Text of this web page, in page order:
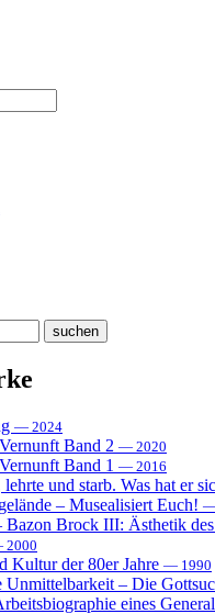
— 2024
Band 2 — 2020
Band 1 — 2016
und starb. Was hat er
– Musealisiert Euch! —
Brock III: Ästhetik des
Kultur der 80er Jahre — 1990
Unmittelbarkeit – Die
eines